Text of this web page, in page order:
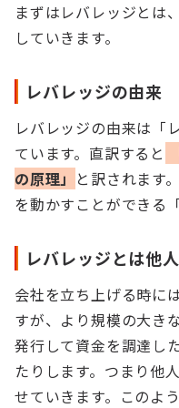
まずはレバレッジとは
していきます。
レバレッジの由来
レバレッジの由来は「
ています。直訳すると
の原理」 と訳されます
を動かすことができる
レバレッジとは他
会社を立ち上げる時に
すが、より規模の大き
発行して資金を調達し
たりします。つまり他
せていきます。このよ